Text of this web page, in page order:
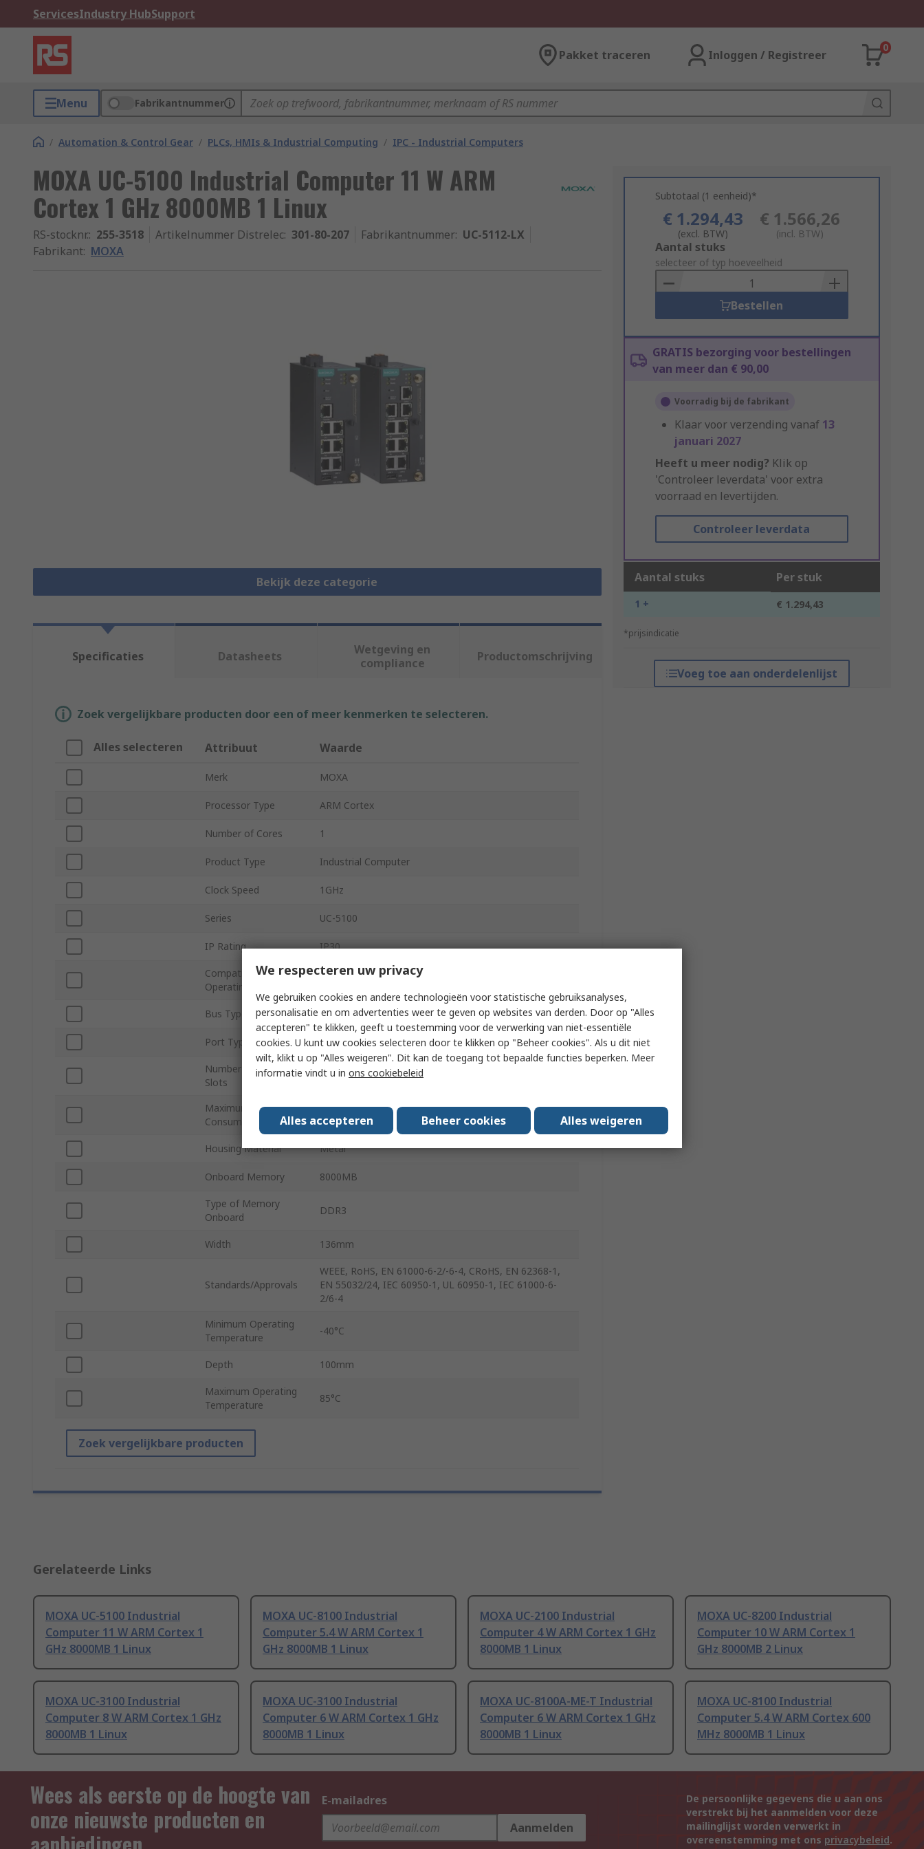
ServicesIndustry HubSupport
Pakket traceren Inloggen / Registreer
0
Menu Fabrikantnummer
/ Automation & Control Gear / PLCs, HMIs & Industrial Computing / IPC - Industrial Computers
MOXA UC-5100 Industrial Computer 11 W ARM
Cortex 1 GHz 8000MB 1 Linux
RS-stocknr.: 255-3518 Artikelnummer Distrelec: 301-80-207 Fabrikantnummer: UC-5112-LX
Fabrikant: MOXA
Bekijk deze categorie
Subtotaal (1 eenheid)*
€ 1.294,43
(excl. BTW)
€ 1.566,26
(incl. BTW)
Add
to
Basket
Aantal stuks
selecteer of typ hoeveelheid
Bestellen
GRATIS bezorging voor bestellingen
van meer dan € 90,00
Voorradig bij de fabrikant
Klaar voor verzending vanaf 13
januari 2027
Heeft u meer nodig? Klik op
'Controleer leverdata' voor extra
voorraad en levertijden.
Controleer leverdata
Aantal stuks Per stuk
1 + € 1.294,43
*prijsindicatie
Voeg toe aan onderdelenlijst
Specificaties Datasheets
Wetgeving en
compliance
Productomschrijving
Zoek vergelijkbare producten door een of meer kenmerken te selecteren.
Alles selecteren Attribuut Waarde
Merk MOXA
Processor Type ARM Cortex
Number of Cores 1
Product Type Industrial Computer
Clock Speed 1GHz
Series UC-5100
IP Rating IP30
Compatible
Operating System
Bus Type VPB, AHB
Port Type 2 x CAN, Ethernet, 4 x DIO, 4 Serial
Number of Card
Slots
1
Maximum Power
Consumption
Housing Material Metal
Onboard Memory 8000MB
Type of Memory
Onboard
DDR3
Width 136mm
Standards/Approvals
WEEE, RoHS, EN 61000-6-2/-6-4, CRoHS, EN 62368-1,
EN 55032/24, IEC 60950-1, UL 60950-1, IEC 61000-6-
2/6-4
Minimum Operating
Temperature
-40°C
Depth 100mm
Maximum Operating
Temperature
85°C
Zoek vergelijkbare producten
Gerelateerde Links
MOXA UC-5100 Industrial
Computer 11 W ARM Cortex 1
GHz 8000MB 1 Linux
MOXA UC-8100 Industrial
Computer 5.4 W ARM Cortex 1
GHz 8000MB 1 Linux
MOXA UC-2100 Industrial
Computer 4 W ARM Cortex 1 GHz
8000MB 1 Linux
MOXA UC-8200 Industrial
Computer 10 W ARM Cortex 1
GHz 8000MB 2 Linux
MOXA UC-3100 Industrial
Computer 8 W ARM Cortex 1 GHz
8000MB 1 Linux
MOXA UC-3100 Industrial
Computer 6 W ARM Cortex 1 GHz
8000MB 1 Linux
MOXA UC-8100A-ME-T Industrial
Computer 6 W ARM Cortex 1 GHz
8000MB 1 Linux
MOXA UC-8100 Industrial
Computer 5.4 W ARM Cortex 600
MHz 8000MB 1 Linux
Wees als eerste op de hoogte van
onze nieuwste producten en
E-mailadres
Aanmelden
De persoonlijke gegevens die u aan ons
verstrekt bij het aanmelden voor deze
mailinglijst worden verwerkt in
overeenstemming met ons privacybeleid.
We respecteren uw privacy
We gebruiken cookies en andere technologieën voor statistische gebruiksanalyses,
personalisatie en om advertenties weer te geven op websites van derden. Door op "Alles
accepteren" te klikken, geeft u toestemming voor de verwerking van niet-essentiële
cookies. U kunt uw cookies selecteren door te klikken op "Beheer cookies". Als u dit niet
wilt, klikt u op "Alles weigeren". Dit kan de toegang tot bepaalde functies beperken. Meer
informatie vindt u in ons cookiebeleid
Alles accepteren Beheer cookies Alles weigeren